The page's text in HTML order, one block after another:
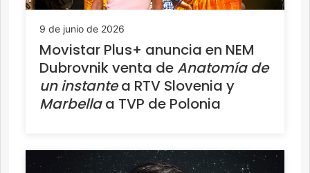
9 de junio de 2026
Movistar Plus+ anuncia en NEM
Dubrovnik venta de Anatomía de
un instantea RTV Slovenia y
Marbellaa TVP de Polonia